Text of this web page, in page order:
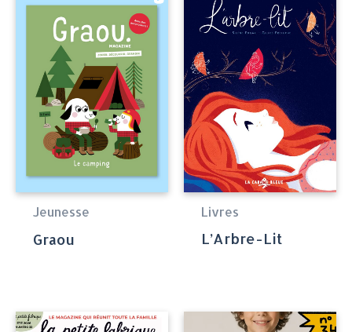
Jeunesse
Graou
Livres
L’Arbre-Lit